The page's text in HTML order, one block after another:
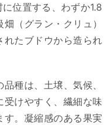
位置する、わずか1.8
（グラン・クリュ）
れたブドウから造られ
種は、土壌、気候、
けやすく、繊細な味
す。凝縮感のある果実